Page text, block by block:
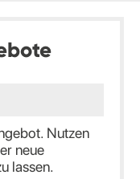
Nutzen
neue
lassen.